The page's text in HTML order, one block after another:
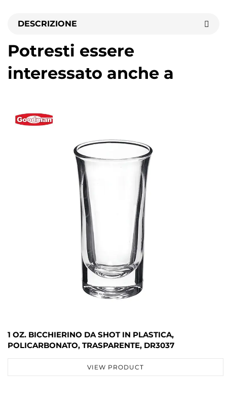
DESCRIZIONE
Potresti essere
interessato anche a
1 OZ. BICCHIERINO DA SHOT IN PLASTICA,
POLICARBONATO, TRASPARENTE, DR3037
VIEW PRODUCT